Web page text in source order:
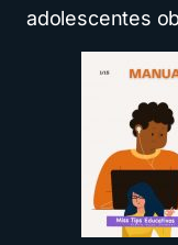
adolescentes